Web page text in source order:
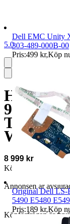
5.0
HP
9880H
T2000
Win11
8 999 kr
Köparskydd är
Annonsen är
Köpförfrågan är
Dell EMC Unity
303-489-000B-00
Pris:499 kr,Köp
Original Dell LS-
5490 E5480
Pris:189 kr,Köp